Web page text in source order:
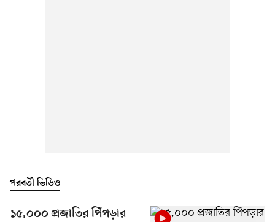
পরবর্তী ভিডিও
১৫,০০০ প্রজাতির পিঁপড়ার